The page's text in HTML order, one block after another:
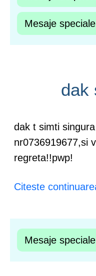
Mesaje speciale
dak
dak t simti
nr0736919677,si
regreta!!pwp!
Citeste
Mesaje speciale